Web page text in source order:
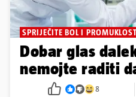
SPRIJEČITE BOL I PROMUKLOST
Dobar glas
nemojte raditi
8